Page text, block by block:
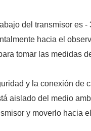
del transmisor es -
hacia el
tomar las medidas
y la conexión de
aislado del medio
y moverlo hacia